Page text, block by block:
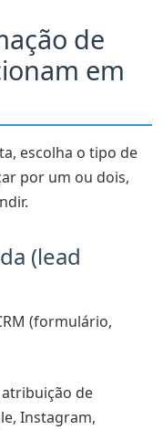
de
em
escolha o tipo de
por um ou dois,
(lead
(formulário,
de
Instagram,